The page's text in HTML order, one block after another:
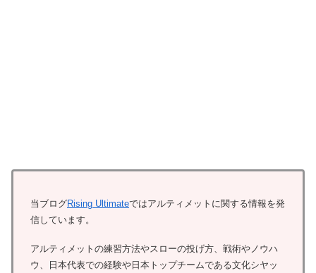
当ブログRising Ultimateではアルティメットに関する情報を発
信しています。
アルティメットの練習方法やスローの投げ方、戦術やノウハ
ウ、日本代表での経験や日本トップチームである文化シヤッ